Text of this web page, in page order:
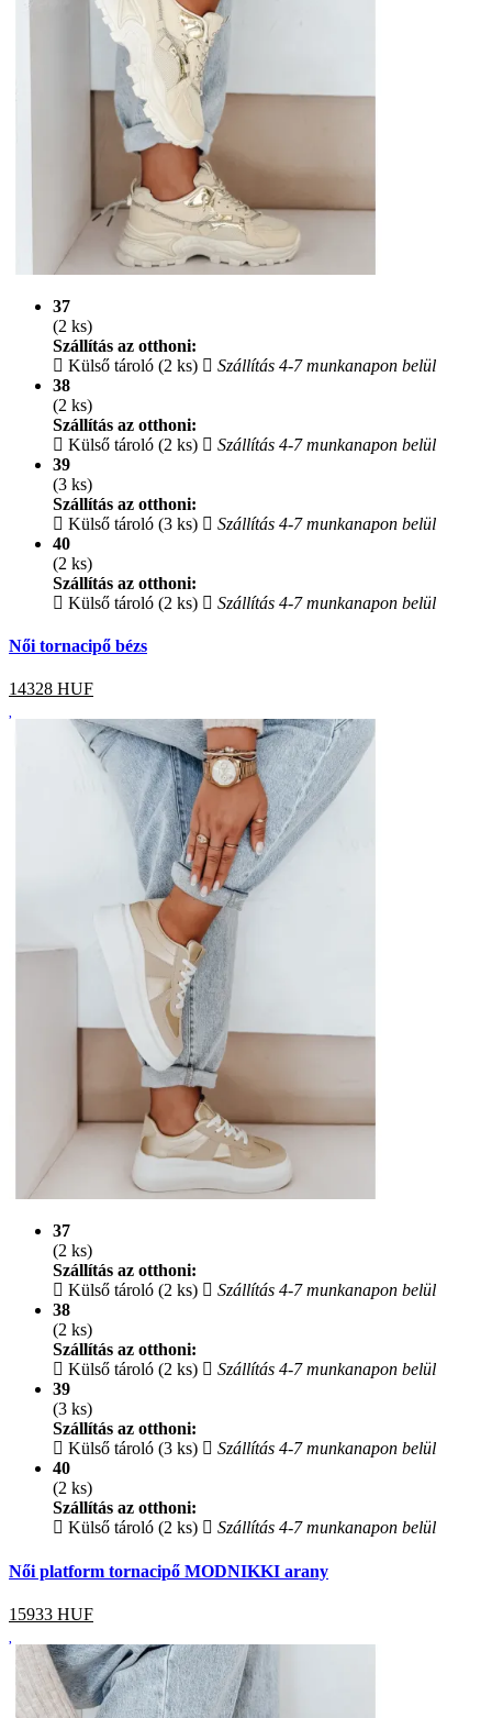
37
(2 ks)
Szállítás az otthoni:
Külső tároló (2 ks)
Szállítás 4-7 munkanapon belül
38
(2 ks)
Szállítás az otthoni:
Külső tároló (2 ks)
Szállítás 4-7 munkanapon belül
39
(3 ks)
Szállítás az otthoni:
Külső tároló (3 ks)
Szállítás 4-7 munkanapon belül
40
(2 ks)
Szállítás az otthoni:
Külső tároló (2 ks)
Szállítás 4-7 munkanapon belül
Női tornacipő bézs
14328 HUF
37
(2 ks)
Szállítás az otthoni:
Külső tároló (2 ks)
Szállítás 4-7 munkanapon belül
38
(2 ks)
Szállítás az otthoni:
Külső tároló (2 ks)
Szállítás 4-7 munkanapon belül
39
(3 ks)
Szállítás az otthoni:
Külső tároló (3 ks)
Szállítás 4-7 munkanapon belül
40
(2 ks)
Szállítás az otthoni:
Külső tároló (2 ks)
Szállítás 4-7 munkanapon belül
Női platform tornacipő MODNIKKI arany
15933 HUF